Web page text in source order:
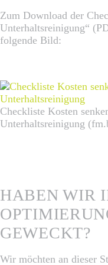
Zum Download der
Unterhaltsreinigung“
folgende Bild:
Checkliste Kosten
Unterhaltsreinigung
HABEN WIR
GEWECKT?
Wir möchten an dieser